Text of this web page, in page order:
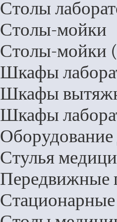
Столы
Столы-мойки
Столы-мойки
Шкафы
Шкафы
Шкафы
Стулья
Передвижные